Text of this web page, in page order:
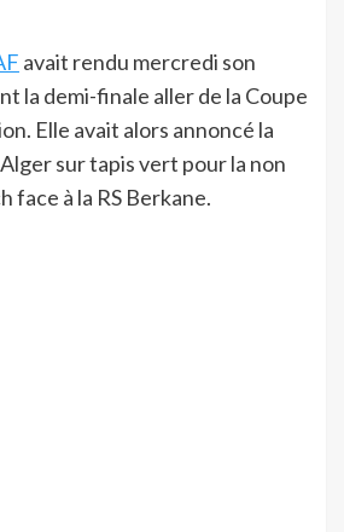
avait rendu mercredi son
la demi-finale aller de la Coupe
Elle avait alors annoncé la
sur tapis vert pour la non
face à la RS Berkane.